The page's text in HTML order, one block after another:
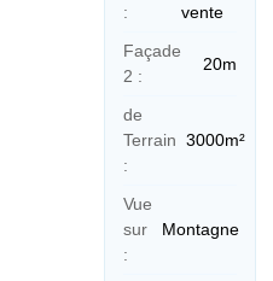
:
vente
Façade
2 :
20m
de
Terrain
:
3000m²
Vue
sur
:
Montagne